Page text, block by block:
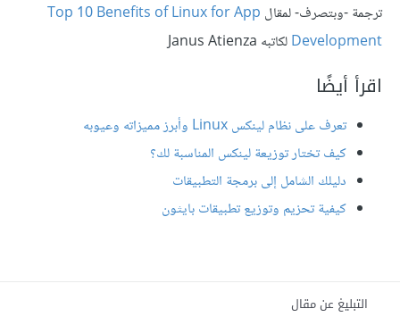
ترجمة -وبتصرف- لمقال Top 10 Benefits of Linux for App
Developmentلكاتبه Janus Atienza
اقرأ أيضًا
تعرف على نظام لينكس Linux وأبرز مميزاته وعيوبه
كيف تختار توزيعة لينكس المناسبة لك؟
دليلك الشامل إلى برمجة التطبيقات
كيفية تحزيم وتوزيع تطبيقات بايثون
التبليغ عن مقال